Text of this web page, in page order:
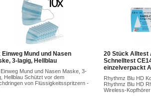
Einweg Mund und Nasen
3-lagig, Hellblau
Mund und Nasen Maske, 3-
Hellblau Schützt vor dem
von Flüssigkeitsspritzern -
20 Stück Alltest
Schnelltest
einzelverpackt
Rhythmz Blu HD
Rhythmz Blu HD
Wireless-Kopfhörer